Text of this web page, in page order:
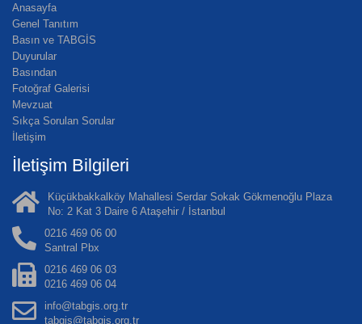
Anasayfa
Genel Tanıtım
Basın ve TABGİS
Duyurular
Basından
Fotoğraf Galerisi
Mevzuat
Sıkça Sorulan Sorular
İletişim
İletişim Bilgileri
Küçükbakkalköy Mahallesi Serdar Sokak Gökmenoğlu Plaza
No: 2 Kat 3 Daire 6 Ataşehir / İstanbul
0216 469 06 00
Santral Pbx
0216 469 06 03
0216 469 06 04
info@tabgis.org.tr
tabgis@tabgis.org.tr